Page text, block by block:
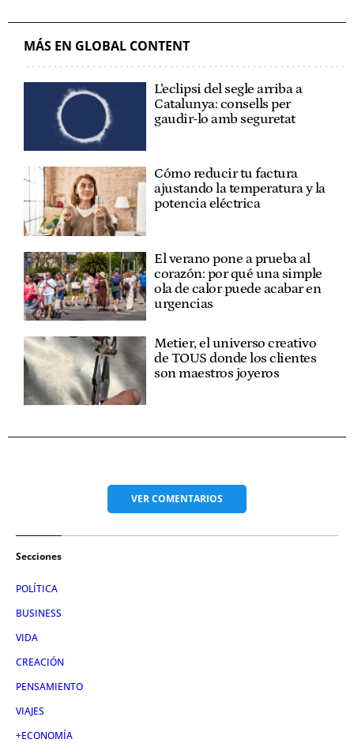
MÁS EN GLOBAL CONTENT
L’eclipsi del segle arriba a
Catalunya: consells per
gaudir-lo amb seguretat
Cómo reducir tu factura
ajustando la temperatura y la
potencia eléctrica
El verano pone a prueba al
corazón: por qué una simple
ola de calor puede acabar en
urgencias
Metier, el universo creativo
de TOUS donde los clientes
son maestros joyeros
VERCOMENTARIOS
Secciones
POLÍTICA
BUSINESS
VIDA
CREACIÓN
PENSAMIENTO
VIAJES
+ECONOMÍA